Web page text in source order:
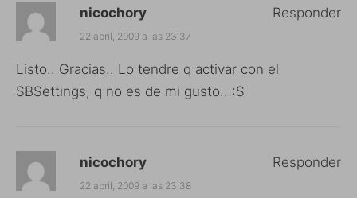
nicochory
22 abril, 2009 a las 23:37
Listo.. Gracias.. Lo tendre q activar con el
SBSettings, q no es de mi gusto.. :S
Responder
nicochory
22 abril, 2009 a las 23:38
Responder